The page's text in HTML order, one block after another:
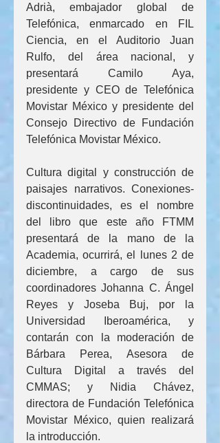
Adrià, embajador global de
Telefónica, enmarcado en FIL
Ciencia, en el Auditorio Juan
Rulfo, del área nacional, y
presentará Camilo Aya,
presidente y CEO de Telefónica
Movistar México y presidente del
Consejo Directivo de Fundación
Telefónica Movistar México.
Cultura digital y construcción de
paisajes narrativos. Conexiones-
discontinuidades, es el nombre
del libro que este año FTMM
presentará de la mano de la
Academia, ocurrirá, el lunes 2 de
diciembre, a cargo de sus
coordinadores Johanna C. Ángel
Reyes y Joseba Buj, por la
Universidad Iberoamérica, y
contarán con la moderación de
Bárbara Perea, Asesora de
Cultura Digital a través del
CMMAS; y Nidia Chávez,
directora de Fundación Telefónica
Movistar México, quien realizará
la introducción.